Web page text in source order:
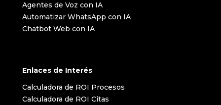
Agentes de Voz con IA
Automatizar WhatsApp con IA
Chatbot Web con IA
Enlaces de Interés
Calculadora de ROI Procesos
Calculadora de ROI Citas